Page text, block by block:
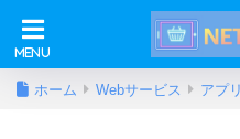
ホーム Webサービス アプリ